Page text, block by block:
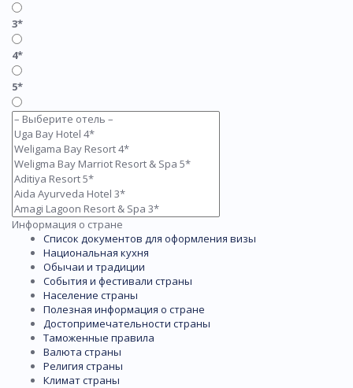
3*
4*
5*
Информация о стране
Список документов для оформления визы
Национальная кухня
Обычаи и традиции
События и фестивали страны
Население страны
Полезная информация о стране
Достопримечательности страны
Таможенные правила
Валюта страны
Религия страны
Климат страны